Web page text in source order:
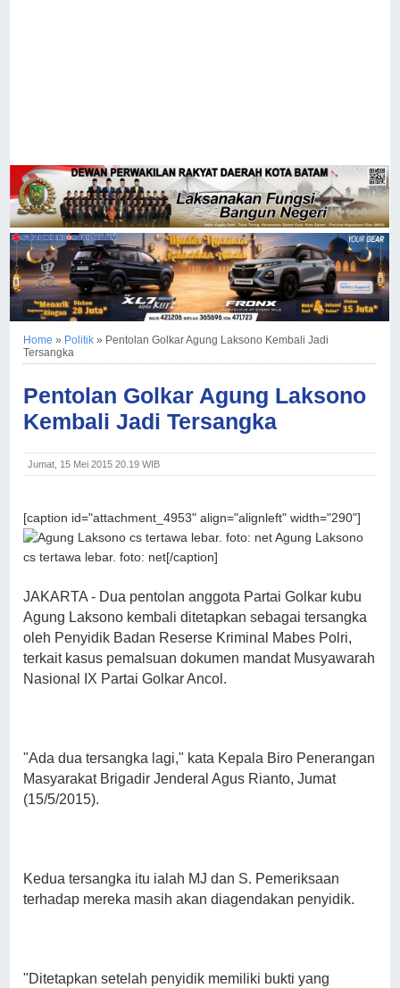
Home » Politik » Pentolan Golkar Agung Laksono Kembali Jadi
Tersangka
Pentolan Golkar Agung Laksono
Kembali Jadi Tersangka
Jumat, 15 Mei 2015 20.19 WIB
[caption id="attachment_4953" align="alignleft" width="290"]
Agung Laksono
cs tertawa lebar. foto: net[/caption]
JAKARTA - Dua pentolan anggota Partai Golkar kubu
Agung Laksono kembali ditetapkan sebagai tersangka
oleh Penyidik Badan Reserse Kriminal Mabes Polri,
terkait kasus pemalsuan dokumen mandat Musyawarah
Nasional IX Partai Golkar Ancol.
"Ada dua tersangka lagi," kata Kepala Biro Penerangan
Masyarakat Brigadir Jenderal Agus Rianto, Jumat
(15/5/2015).
Kedua tersangka itu ialah MJ dan S. Pemeriksaan
terhadap mereka masih akan diagendakan penyidik.
"Ditetapkan setelah penyidik memiliki bukti yang